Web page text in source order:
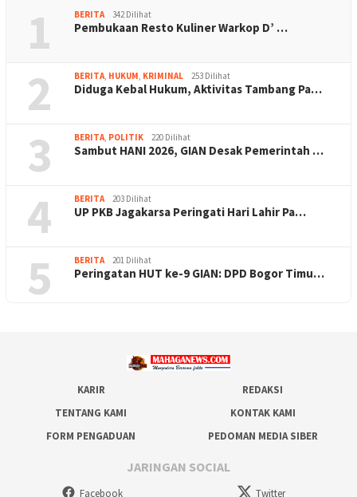
1 BERITA 342 Dilihat
Pembukaan Resto Kuliner Warkop D’ …
2 BERITA, HUKUM, KRIMINAL 253 Dilihat
Diduga Kebal Hukum, Aktivitas Tambang Pa…
3 BERITA, POLITIK 220 Dilihat
Sambut HANI 2026, GIAN Desak Pemerintah …
4 BERITA 203 Dilihat
UP PKB Jagakarsa Peringati Hari Lahir Pa…
5 BERITA 201 Dilihat
Peringatan HUT ke-9 GIAN: DPD Bogor Timu…
KARIR
REDAKSI
TENTANG KAMI
KONTAK KAMI
FORM PENGADUAN
PEDOMAN MEDIA SIBER
JARINGAN SOCIAL
Facebook Twitter